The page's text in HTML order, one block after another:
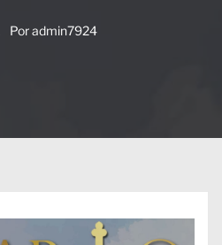
Poradmin7924